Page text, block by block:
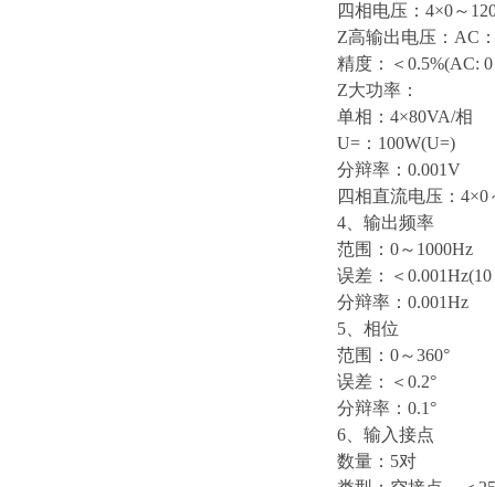
四相电压：4×0～
Z高输出电压：AC
精度：＜0.5%(AC:
Z大功率：
单相：4×80VA/相
U=：100W(U=)
分辩率：0.001V
四相直流电压：4×0
4、输出频率
范围：0～1000Hz
误差：＜
分辩率：0.001Hz
5、相位
范围：0～360°
误差：＜0.2°
分辩率：0.1°
6、输入接点
数量：5对